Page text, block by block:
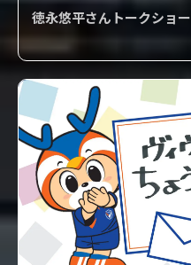
徳永悠平さんトークショー